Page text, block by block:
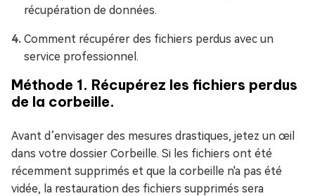
récupération de données.
Comment récupérer des fichiers perdus avec un
service professionnel.
Méthode 1. Récupérez les fichiers perdus
de la corbeille.
Avant d’envisager des mesures drastiques, jetez un œil
dans votre dossier Corbeille. Si les fichiers ont été
récemment supprimés et que la corbeille n'a pas été
vidée, la restauration des fichiers supprimés sera